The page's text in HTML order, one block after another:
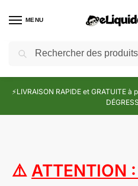
MENU
⚡LIVRAISON RAPIDE et GRATUITE
⚠️ ATTENTION